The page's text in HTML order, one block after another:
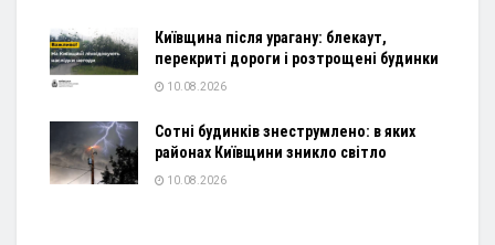
Київщина після урагану: блекаут,
перекриті дороги і розтрощені будинки
10.08.2026
Сотні будинків знеструмлено: в яких
районах Київщини зникло світло
10.08.2026